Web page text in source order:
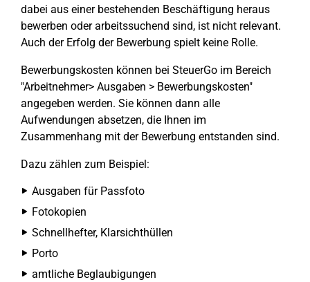
dabei aus einer bestehenden Beschäftigung heraus
bewerben oder arbeitssuchend sind, ist nicht relevant.
Auch der Erfolg der Bewerbung spielt keine Rolle.
Bewerbungskosten können bei SteuerGo im Bereich
"Arbeitnehmer> Ausgaben > Bewerbungskosten"
angegeben werden. Sie können dann alle
Aufwendungen absetzen, die Ihnen im
Zusammenhang mit der Bewerbung entstanden sind.
Dazu zählen zum Beispiel:
Ausgaben für Passfoto
Fotokopien
Schnellhefter, Klarsichthüllen
Porto
amtliche Beglaubigungen